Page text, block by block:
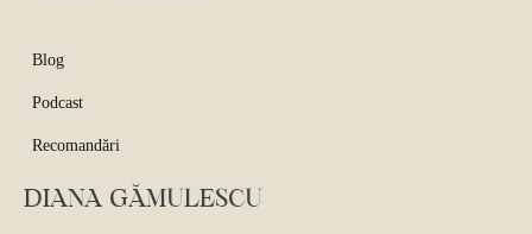
Blog
Podcast
Recomandări
DIANA GĂMULESCU